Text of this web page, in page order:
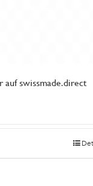
swissmade.direct